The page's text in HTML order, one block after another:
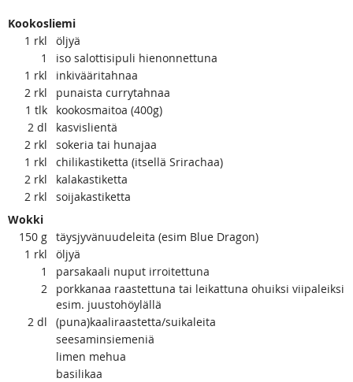
Kookosliemi
1 rkl
öljyä
1
iso salottisipuli hienonnettuna
1 rkl
inkivääritahnaa
2 rkl
punaista currytahnaa
1 tlk
kookosmaitoa (400g)
2 dl
kasvislientä
2 rkl
sokeria tai hunajaa
1 rkl
chilikastiketta (itsellä Srirachaa)
2 rkl
kalakastiketta
2 rkl
soijakastiketta
Wokki
150 g täysjyvänuudeleita (esim Blue Dragon)
1 rkl
öljyä
1
parsakaali nuput irroitettuna
2
porkkanaa raastettuna tai leikattuna ohuiksi viipaleiksi
esim. juustohöylällä
2 dl
(puna)kaaliraastetta/suikaleita
seesaminsiemeniä
limen mehua
basilikaa